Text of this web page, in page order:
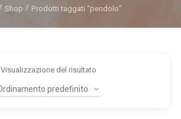
Shop Prodotti taggati “pendolo”
Visualizzazione del risultato